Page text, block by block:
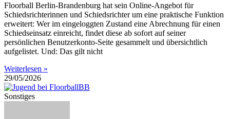
Floorball Berlin-Brandenburg hat sein Online-Angebot für
Schiedsrichterinnen und Schiedsrichter um eine praktische Funktion
erweitert: Wer im eingeloggten Zustand eine Abrechnung für einen
Schiedseinsatz einreicht, findet diese ab sofort auf seiner
persönlichen Benutzerkonto-Seite gesammelt und übersichtlich
aufgelistet. Und: Das gilt nicht
Weiterlesen »
29/05/2026
Sonstiges